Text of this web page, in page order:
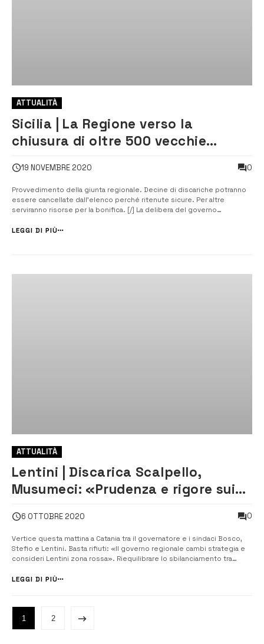
ATTUALITÀ
Sicilia | La Regione verso la
chiusura di oltre 500 vecchie
19 NOVEMBRE 2020 0
Provvedimento della giunta regionale. Decine di discariche potranno
essere cancellate dall’elenco perché ritenute sicure. Per altre
serviranno risorse per la bonifica. [/] La delibera del governo
vecchie discariche sparse per la Sicilia. Il percorso da seguire è stato
LEGGI DI PIÙ
ATTUALITÀ
Lentini | Discarica Scalpello,
Musumeci: «Prudenza e rigore sui
di misure giudiziarie»
6 OTTOBRE 2020 0
Vertice questa mattina a Catania tra il governatore e i sindaci Bosco,
Stefio e Lentini. Basta rifiuti: «Il governo regionale cambi strategia e
consideri Lentini zona rossa». Riequilibrare lo sbilanciamento tra
sbilanciamento tra pubblico e privato attraverso la realizzazione di
LEGGI DI PIÙ
1 2